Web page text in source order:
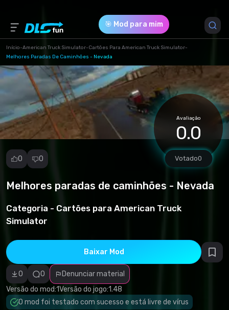
🎯 Mod para mim
Início-American Truck Simulator-Cartões Para American Truck Simulator-
Melhores Paradas De Caminhões - Nevada
Avaliação
0.0
Votado0
0 0
Melhores paradas de caminhões - Nevada
Categoria - Cartões para American Truck
Simulator
Baixar Mod
0 0
Denunciar material
Versão do mod:1Versão do jogo:1.48
O mod foi testado com sucesso e está livre de vírus
Denunciar
Violação de
autorais
Software
malicioso/vírus
Conteúdo não
funcional
Descrição
imprecisa
Versão do Jogo *
1.48 (3d2c1521effbffd660d6f65516b1a83b.scs)
Download (14.96 Mb)